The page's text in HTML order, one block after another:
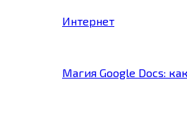
Интернет
Магия Google Docs: